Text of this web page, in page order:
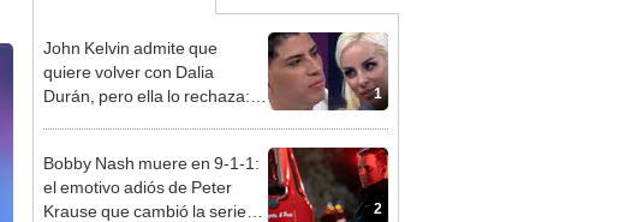
1
John Kelvin admite que
quiere volver con Dalia
Durán, pero ella lo rechaza:
2
Bobby Nash muere en 9-1-1:
el emotivo adiós de Peter
Krause que cambió la serie